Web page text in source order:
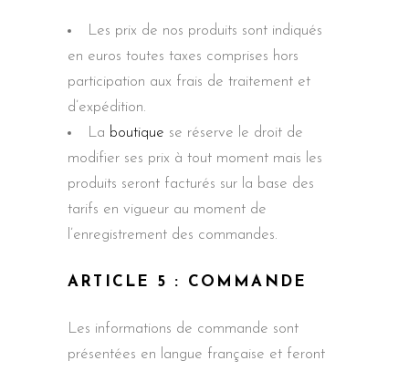
Les prix de nos produits sont indiqués
en euros toutes taxes comprises hors
participation aux frais de traitement et
d’expédition.
La boutique se réserve le droit de
modifier ses prix à tout moment mais les
produits seront facturés sur la base des
tarifs en vigueur au moment de
l’enregistrement des commandes.
ARTICLE 5 : COMMANDE
Les informations de commande sont
présentées en langue française et feront